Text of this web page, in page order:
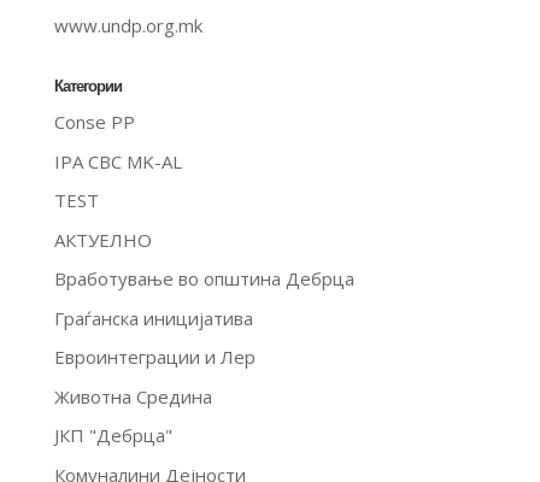
www.undp.org.mk
Категории
Conse PP
IPA CBC MK-AL
TEST
АКТУЕЛНО
Вработување во општина Дебрца
Граѓанска иницијатива
Евроинтеграции и Лер
Животна Средина
ЈКП "Дебрца"
Комуналини Дејности